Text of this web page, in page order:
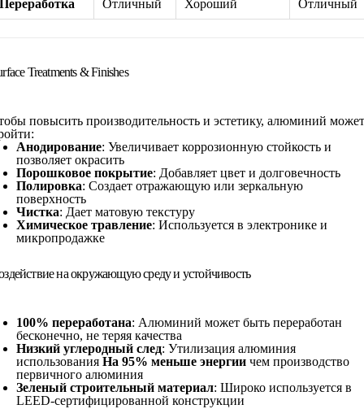
Переработка Отличный Хороший Отличный
Treatments & Finishes
повысить производительность и эстетику, алюминий может
Анодирование: Увеличивает коррозионную стойкость и
позволяет окрасить
Порошковое покрытие: Добавляет цвет и долговечность
Полировка: Создает отражающую или зеркальную
поверхность
Чистка: Дает матовую текстуру
Химическое травление: Используется в электронике и
микропродажке
на окружающую среду и устойчивость
100% переработана: Алюминий может быть переработан
бесконечно, не теряя качества
Низкий углеродный след: Утилизация алюминия
использования На 95% меньше энергии чем производство
первичного алюминия
Зеленый строительный материал: Широко используется в
LEED-сертифицированной конструкции